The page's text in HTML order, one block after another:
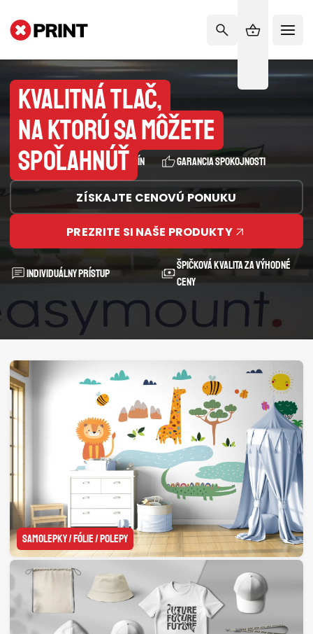
Kvalitná tlač,
na ktorú sa môžete
spoľahnúť
ZÍSKAJTE CENOVÚ PONUKU
PREZRITE SI NAŠE PRODUKTY
Rýchla výroba už do 24 hodín Garancia spokojnosti
Individuálny prístup
Špičková kvalita za výhodné
ceny
SAMOLEPKY / FÓLIE / POLEPY